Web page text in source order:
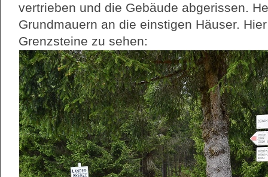
vertrieben und die Gebäude abgerissen.
Grundmauern an die einstigen Häuser.
Grenzsteine zu sehen: